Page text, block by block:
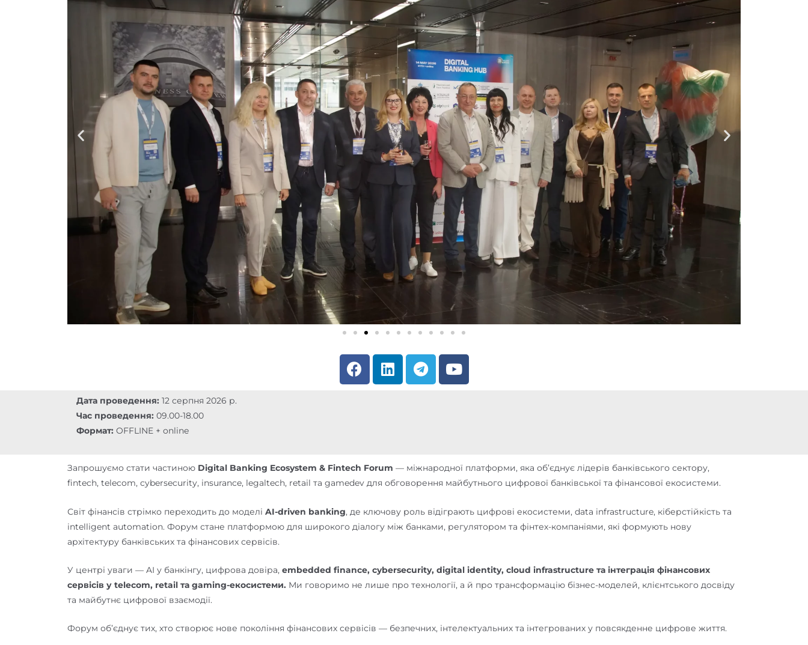
F
a
k
L
i
n
T
e
m
Y
o
Дата проведення: 12 серпня 2026 р.
Час проведення: 09.00-18.00
Формат: OFFLINE + online
Запрошуємо стати частиною Digital Banking Ecosystem & Fintech Forum — міжнародної платформи, яка об’єднує лідерів банківського сектору,
fintech, telecom, cybersecurity, insurance, legaltech, retail та gamedev для обговорення майбутнього цифрової банківської та фінансової екосистеми.
Світ фінансів стрімко переходить до моделі AI-driven banking, де ключову роль відіграють цифрові екосистеми, data infrastructure, кіберстійкість та
intelligent automation. Форум стане платформою для широкого діалогу між банками, регулятором та фінтех-компаніями, які формують нову
архітектуру банківських та фінансових сервісів.
У центрі уваги — AI у банкінгу, цифрова довіра, embedded finance, cybersecurity, digital identity, cloud infrastructure та інтеграція фінансових
сервісів у telecom, retail та gaming-екосистеми. Ми говоримо не лише про технології, а й про трансформацію бізнес-моделей, клієнтського досвіду
та майбутнє цифрової взаємодії.
Форум об’єднує тих, хто створює нове покоління фінансових сервісів — безпечних, інтелектуальних та інтегрованих у повсякденне цифрове життя.